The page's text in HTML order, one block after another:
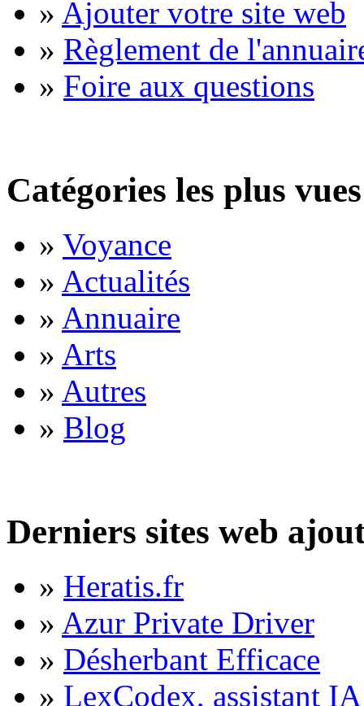
» Ajouter votre site web
» Règlement de
» Foire aux questions
Catégories les plus vues
» Voyance
» Actualités
» Annuaire
» Arts
» Autres
» Blog
Derniers sites web
» Heratis.fr
» Azur Private Driver
» Désherbant Efficace
» LexCodex, assistant